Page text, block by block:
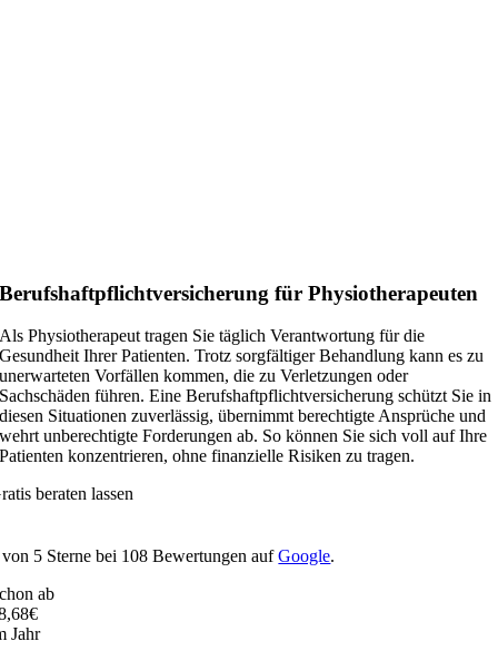
Berufshaftpflichtversicherung für Physiotherapeuten
Als Physiotherapeut tragen Sie täglich Verantwortung für die
Gesundheit Ihrer Patienten. Trotz sorgfältiger Behandlung kann es zu
unerwarteten Vorfällen kommen, die zu Verletzungen oder
Sachschäden führen. Eine Berufshaftpflichtversicherung schützt Sie in
diesen Situationen zuverlässig, übernimmt berechtigte Ansprüche und
wehrt unberechtigte Forderungen ab. So können Sie sich voll auf Ihre
Patienten konzentrieren, ohne finanzielle Risiken zu tragen.
beraten lassen
5 Sterne bei 108 Bewertungen aufGoogle.
ab
Jahr